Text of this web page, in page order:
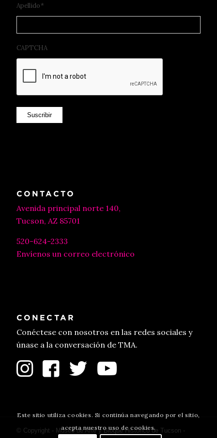
Apellido*
CAPTCHA
Suscribir
CONTACTO
Avenida principal norte 140,
Tucson, AZ 85701
520-624-2333
Envíenos un correo electrónico
CONECTAR
Conéctese con nosotros en las redes sociales y
únase a la conversación de TMA.
© Copyright - Museo de Arte y Bloque Histórico de Tucson -
Este sitio utiliza cookies. Si continúa navegando por el sitio,
acepta nuestro uso de cookies.